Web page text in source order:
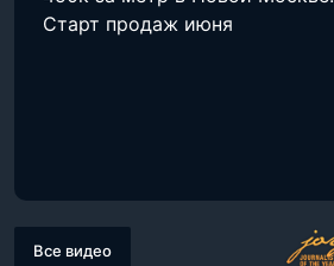
Старт продаж июня
Все видео